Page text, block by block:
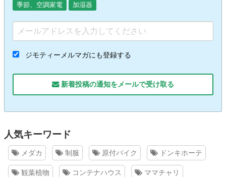
季節、空調家電
加湿器
ジモティーメルマガにも登録する
新着投稿の通知をメールで受け取る
人気キーワード
メダカ 制服 原付バイク ドンキホーテ
観葉植物 コンテナハウス ママチャリ